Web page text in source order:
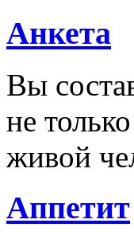
Анкета
Вы
не
живой
Аппетит